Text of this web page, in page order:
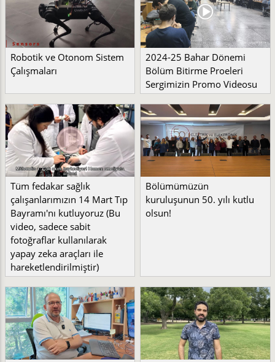
Robotik ve Otonom Sistem
Çalışmaları
2024-25 Bahar Dönemi
Bölüm Bitirme Proeleri
Sergimizin Promo Videosu
Tüm fedakar sağlık
çalışanlarımızın 14 Mart Tıp
Bayramı'nı kutluyoruz (Bu
video, sadece sabit
fotoğraflar kullanılarak
yapay zeka araçları ile
hareketlendirilmiştir)
Bölümümüzün
kuruluşunun 50. yılı kutlu
olsun!